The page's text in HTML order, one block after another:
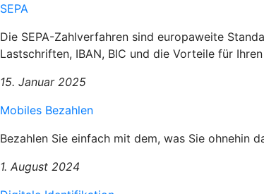
SEPA
Die SEPA-Zahlverfahren sind europaweite
Lastschriften, IBAN, BIC und die Vorteile für
15. Januar 2025
Mobiles Bezahlen
Bezahlen Sie einfach mit dem, was Sie ohnehin
1. August 2024